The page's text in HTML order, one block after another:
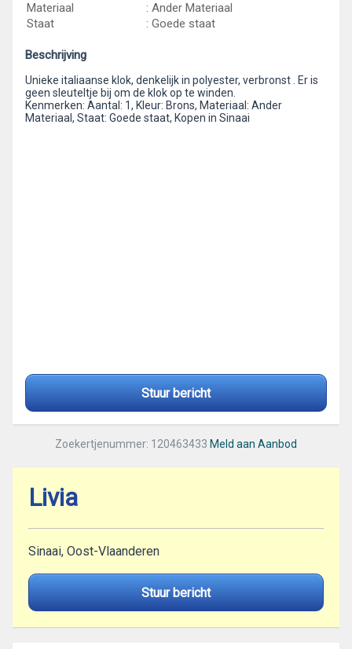
Materiaal
: Ander Materiaal
Staat
: Goede staat
Beschrijving
Unieke italiaanse klok, denkelijk in polyester, verbronst . Er is
geen sleuteltje bij om de klok op te winden.
Kenmerken: Aantal: 1, Kleur: Brons, Materiaal: Ander
Materiaal, Staat: Goede staat, Kopen in Sinaai
Stuur bericht
Zoekertjenummer: 120463433 Meld aan Aanbod
Livia
Sinaai, Oost-Vlaanderen
Stuur bericht